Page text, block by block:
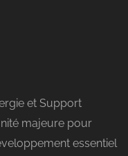
et Support
majeure pour
essentiel